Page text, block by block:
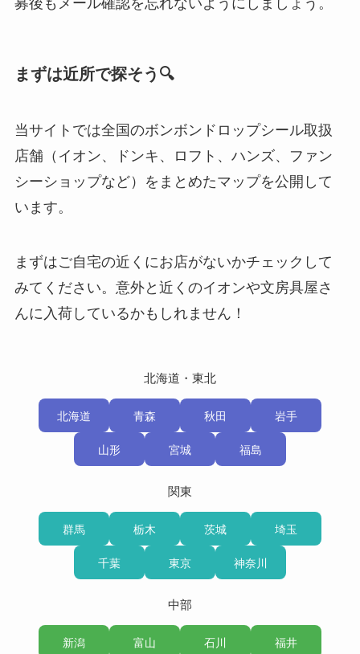
募後もメール確認を忘れないようにしましょう。
まずは近所で探そう🔍
当サイトでは全国のボンボンドロップシール取扱
店舗（イオン、ドンキ、ロフト、ハンズ、ファン
シーショップなど）をまとめたマップを公開して
います。
まずはご自宅の近くにお店がないかチェックして
みてください。意外と近くのイオンや文房具屋さ
んに入荷しているかもしれません！
北海道・東北
北海道 青森 秋田 岩手
山形 宮城 福島
関東
群馬 栃木 茨城 埼玉
千葉 東京 神奈川
中部
新潟 富山 石川 福井